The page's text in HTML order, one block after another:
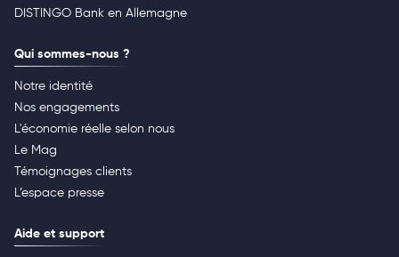
DISTINGO Bank en Allemagne
Qui sommes-nous ?
Notre identité
Nos engagements
L'économie réelle selon nous
Le Mag
Témoignages clients
L’espace presse
Aide et support